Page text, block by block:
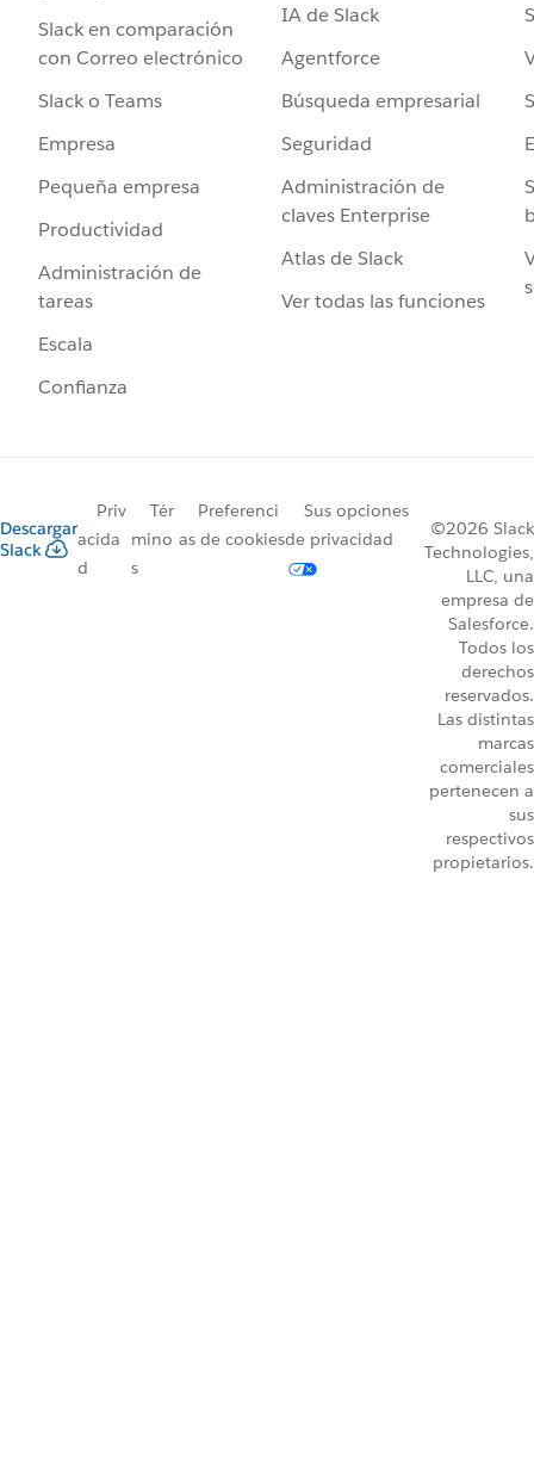
Slack en comparación
con Correo electrónico
Slack o Teams
Empresa
Pequeña empresa
Productividad
Administración de
tareas
Escala
Confianza
IA de Slack
Agentforce
Búsqueda empresarial
Seguridad
Administración de
claves Enterprise
Atlas de Slack
Ver todas las funciones
Descargar
Slack
Priv
acida
d
Tér
mino
s
Preferenci
as de cookies
Sus opciones
de privacidad
©2026 Slack
Technologies,
LLC, una
empresa de
Salesforce.
Todos los
derechos
reservados.
Las distintas
marcas
comerciales
pertenecen a
sus
respectivos
propietarios.